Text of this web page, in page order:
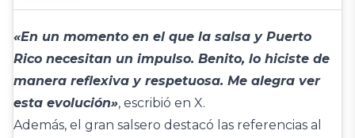
«En un momento en el que la salsa y Puerto
Rico necesitan un impulso. Benito, lo hiciste de
manera reflexiva y respetuosa. Me alegra ver
esta evolución», escribió en X.
Además, el gran salsero destacó las referencias al